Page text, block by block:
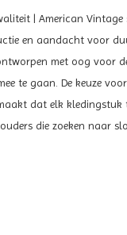
| American
en aandacht voor
met oog voor
te gaan. De keuze
dat elk kledingstuk
die zoeken naar